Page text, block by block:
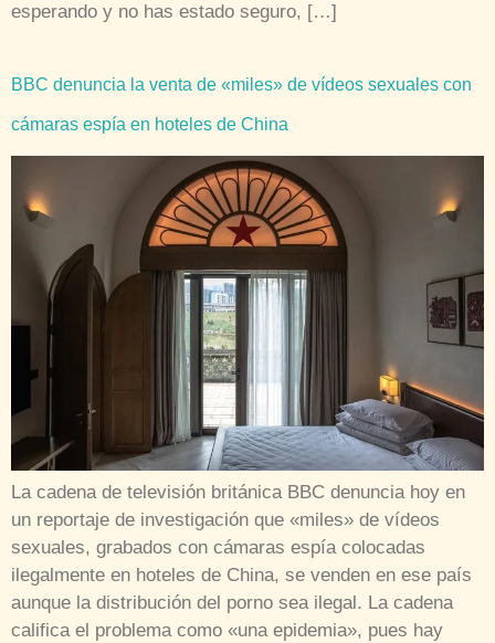
esperando y no has estado seguro, […]
BBC denuncia la venta de «miles» de vídeos sexuales con
cámaras espía en hoteles de China
La cadena de televisión británica BBC denuncia hoy en
un reportaje de investigación que «miles» de vídeos
sexuales, grabados con cámaras espía colocadas
ilegalmente en hoteles de China, se venden en ese país
aunque la distribución del porno sea ilegal. La cadena
califica el problema como «una epidemia», pues hay